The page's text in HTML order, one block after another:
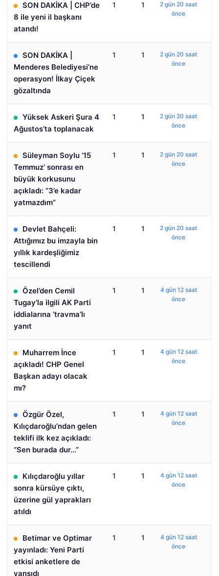
SON DAKİKA | CHP’de
8 ile yeni il başkanı
atandı!
1 1
2 gün 20 saat
önce
SON DAKİKA |
Menderes Belediyesi’ne
operasyon! İlkay Çiçek
gözaltında
1 1
2 gün 20 saat
önce
Yüksek Askeri Şura 4
Ağustos’ta toplanacak
1 1
2 gün 20 saat
önce
Süleyman Soylu ’15
Temmuz’ sonrası en
büyük korkusunu
açıkladı: “3’e kadar
yatmazdım”
1 1
2 gün 20 saat
önce
Devlet Bahçeli:
Attığımız bu imzayla bin
yıllık kardeşliğimiz
tescillendi
1 1
2 gün 20 saat
önce
Özel’den Cemil
Tugay’la ilgili AK Parti
iddialarına ‘travma’lı
yanıt
1 1
4 gün 12 saat
önce
Muharrem İnce
açıkladı! CHP Genel
Başkan adayı olacak
mı?
1 1
4 gün 12 saat
önce
Özgür Özel,
Kılıçdaroğlu’ndan gelen
teklifi ilk kez açıkladı:
“Sen burada dur…”
1 1
4 gün 12 saat
önce
Kılıçdaroğlu yıllar
sonra kürsüye çıktı,
üzerine gül yaprakları
atıldı
1 1
4 gün 12 saat
önce
Betimar ve Optimar
yayınladı: Yeni Parti
etkisi anketlere de
yansıdı
1 1
4 gün 12 saat
önce